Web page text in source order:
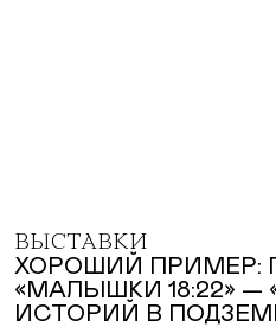
ВЫСТАВКИ
ХОРОШИЙ ПРИМЕР:
«МАЛЫШКИ 18:22» —
ИСТОРИЙ В